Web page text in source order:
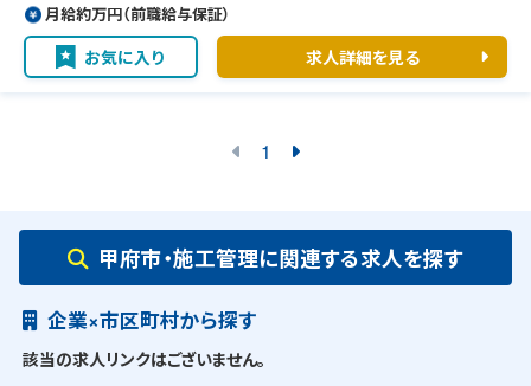
月給約万円（前職給与保証）
お気に入り 求人詳細を見る
1
甲府市・施工管理に関連する求人を探す
企業×市区町村から探す
該当の求人リンクはございません。